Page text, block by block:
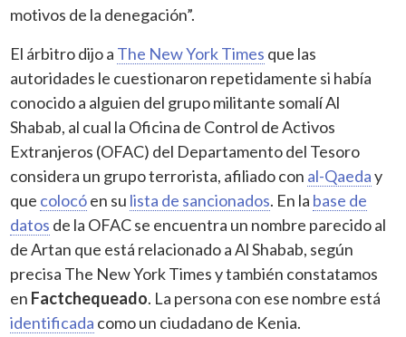
motivos de la denegación”.
El árbitro dijo a The New York Times que las
autoridades le cuestionaron repetidamente si había
conocido a alguien del grupo militante somalí Al
Shabab, al cual la Oficina de Control de Activos
Extranjeros (OFAC) del Departamento del Tesoro
considera un grupo terrorista, afiliado con al-Qaeday
que colocóen su lista de sancionados. En la base de
datos de la OFAC se encuentra un nombre parecido al
de Artan que está relacionado a Al Shabab, según
precisa The New York Times y también constatamos
en Factchequeado. La persona con ese nombre está
identificada como un ciudadano de Kenia.